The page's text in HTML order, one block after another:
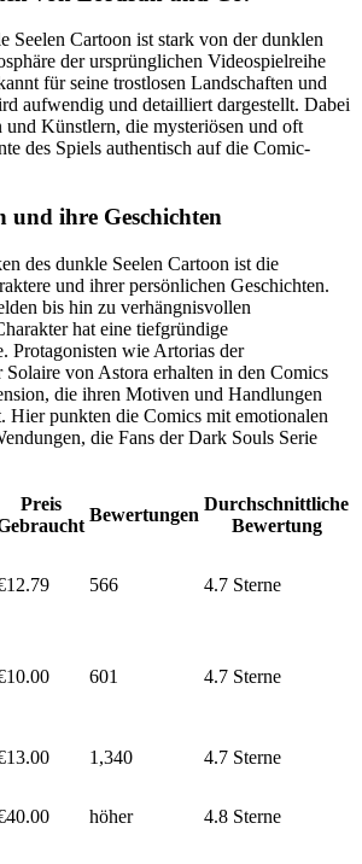
Seelen Cartoon ist stark von der dunklen
der ursprünglichen Videospielreihe
für seine trostlosen Landschaften und
aufwendig und detailliert dargestellt. Dabei
und Künstlern, die mysteriösen und oft
des Spiels authentisch auf die Comic-
und ihre Geschichten
des dunkle Seelen Cartoon ist die
und ihrer persönlichen Geschichten.
bis hin zu verhängnisvollen
hat eine tiefgründige
Protagonisten wie Artorias der
von Astora erhalten in den Comics
die ihren Motiven und Handlungen
Hier punkten die Comics mit emotionalen
die Fans der Dark Souls Serie
Preis
Bewertungen
Durchschnittliche
Bewertung
566 4.7 Sterne
601 4.7 Sterne
1,340 4.7 Sterne
höher 4.8 Sterne